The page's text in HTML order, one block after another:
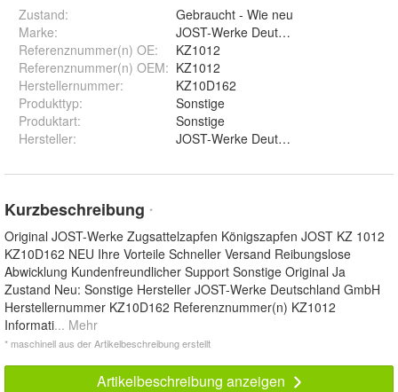
Zustand:
Gebraucht - Wie neu
Marke:
JOST-Werke Deutschland GmbH
Referenznummer(n) OE:
KZ1012
Referenznummer(n) OEM: KZ1012
Herstellernummer:
KZ10D162
Produkttyp:
Sonstige
Produktart:
Sonstige
Hersteller: JOST-Werke Deutschland GmbH
Kurzbeschreibung *
Original JOST-Werke Zugsattelzapfen Königszapfen JOST KZ 1012
KZ10D162 NEU Ihre Vorteile Schneller Versand Reibungslose
Abwicklung Kundenfreundlicher Support Sonstige Original Ja
Zustand Neu: Sonstige Hersteller JOST-Werke Deutschland GmbH
Herstellernummer KZ10D162 Referenznummer(n) KZ1012
Informati... Mehr
* maschinell aus der Artikelbeschreibung erstellt
Artikelbeschreibung anzeigen